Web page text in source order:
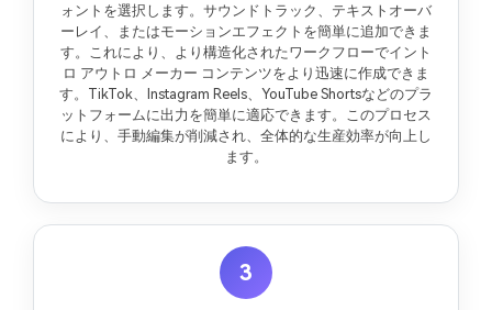
ォントを選択します。サウンドトラック、テキストオーバ
ーレイ、またはモーションエフェクトを簡単に追加できま
す。これにより、より構造化されたワークフローでイント
ロ アウトロ メーカー コンテンツをより迅速に作成できま
す。TikTok、Instagram Reels、YouTube Shortsなどのプラ
ットフォームに出力を簡単に適応できます。このプロセス
により、手動編集が削減され、全体的な生産効率が向上し
ます。
3